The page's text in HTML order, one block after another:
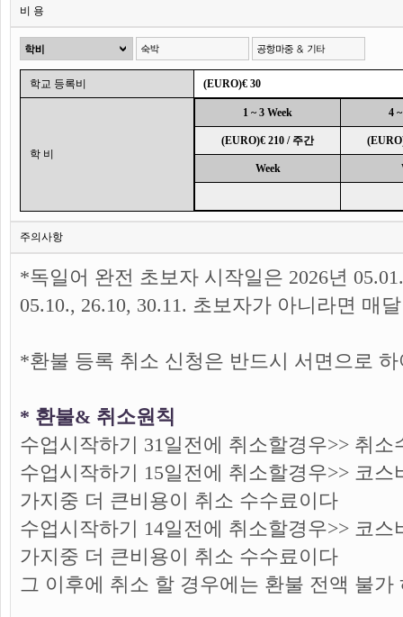
비 용
학교 등록비 (EURO)€ 30
학 비
1 ~ 3 Week 4
(EURO)€ 210 / 주간
Week
주의사항
*독일어 완전 초보자 시작일은 2026년
05.10., 26.10, 30.11. 초보자가 아니라면 매
*환불 등록 취소 신청은 반드시 서면으로
* 환불& 취소원칙
수업시작하기 31일전에 취소할경우>> 취
수업시작하기 15일전에 취소할경우>> 코
가지중 더 큰비용이 취소 수수료이다
수업시작하기 14일전에 취소할경우>> 코
가지중 더 큰비용이 취소 수수료이다
그 이후에 취소 할 경우에는 환불 전액 불